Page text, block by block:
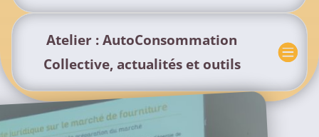
Atelier : AutoConsommation
Collective, actualités et outils